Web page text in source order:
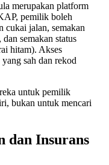
merupakan platform
pemilik boleh
cukai jalan, semakan
semakan status
hitam). Akses
sah dan rekod
untuk pemilik
bukan untuk mencari
dan Insurans